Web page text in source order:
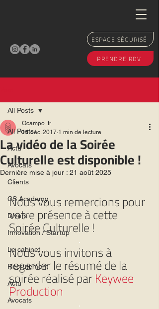
ESPACE SÉCURISÉ
PRENDRE RDV
All Posts
Actu
Avocats
Clients
CS Academy
Divers
Innovation / Startup
Le cabinet
Recrutement
Actu
Avocats
All Posts
La vidéo de la Soirée
Culturelle est disponible !
Ocampo .fr
14 déc. 2017 1 min de lecture
Dernière mise à jour : 21 août 2025
Nous vous remercions pour
votre présence à cette
Soirée Culturelle !
.
Nous vous invitons à
regarder le résumé de la
soirée réalisé par Keywee
Production
.